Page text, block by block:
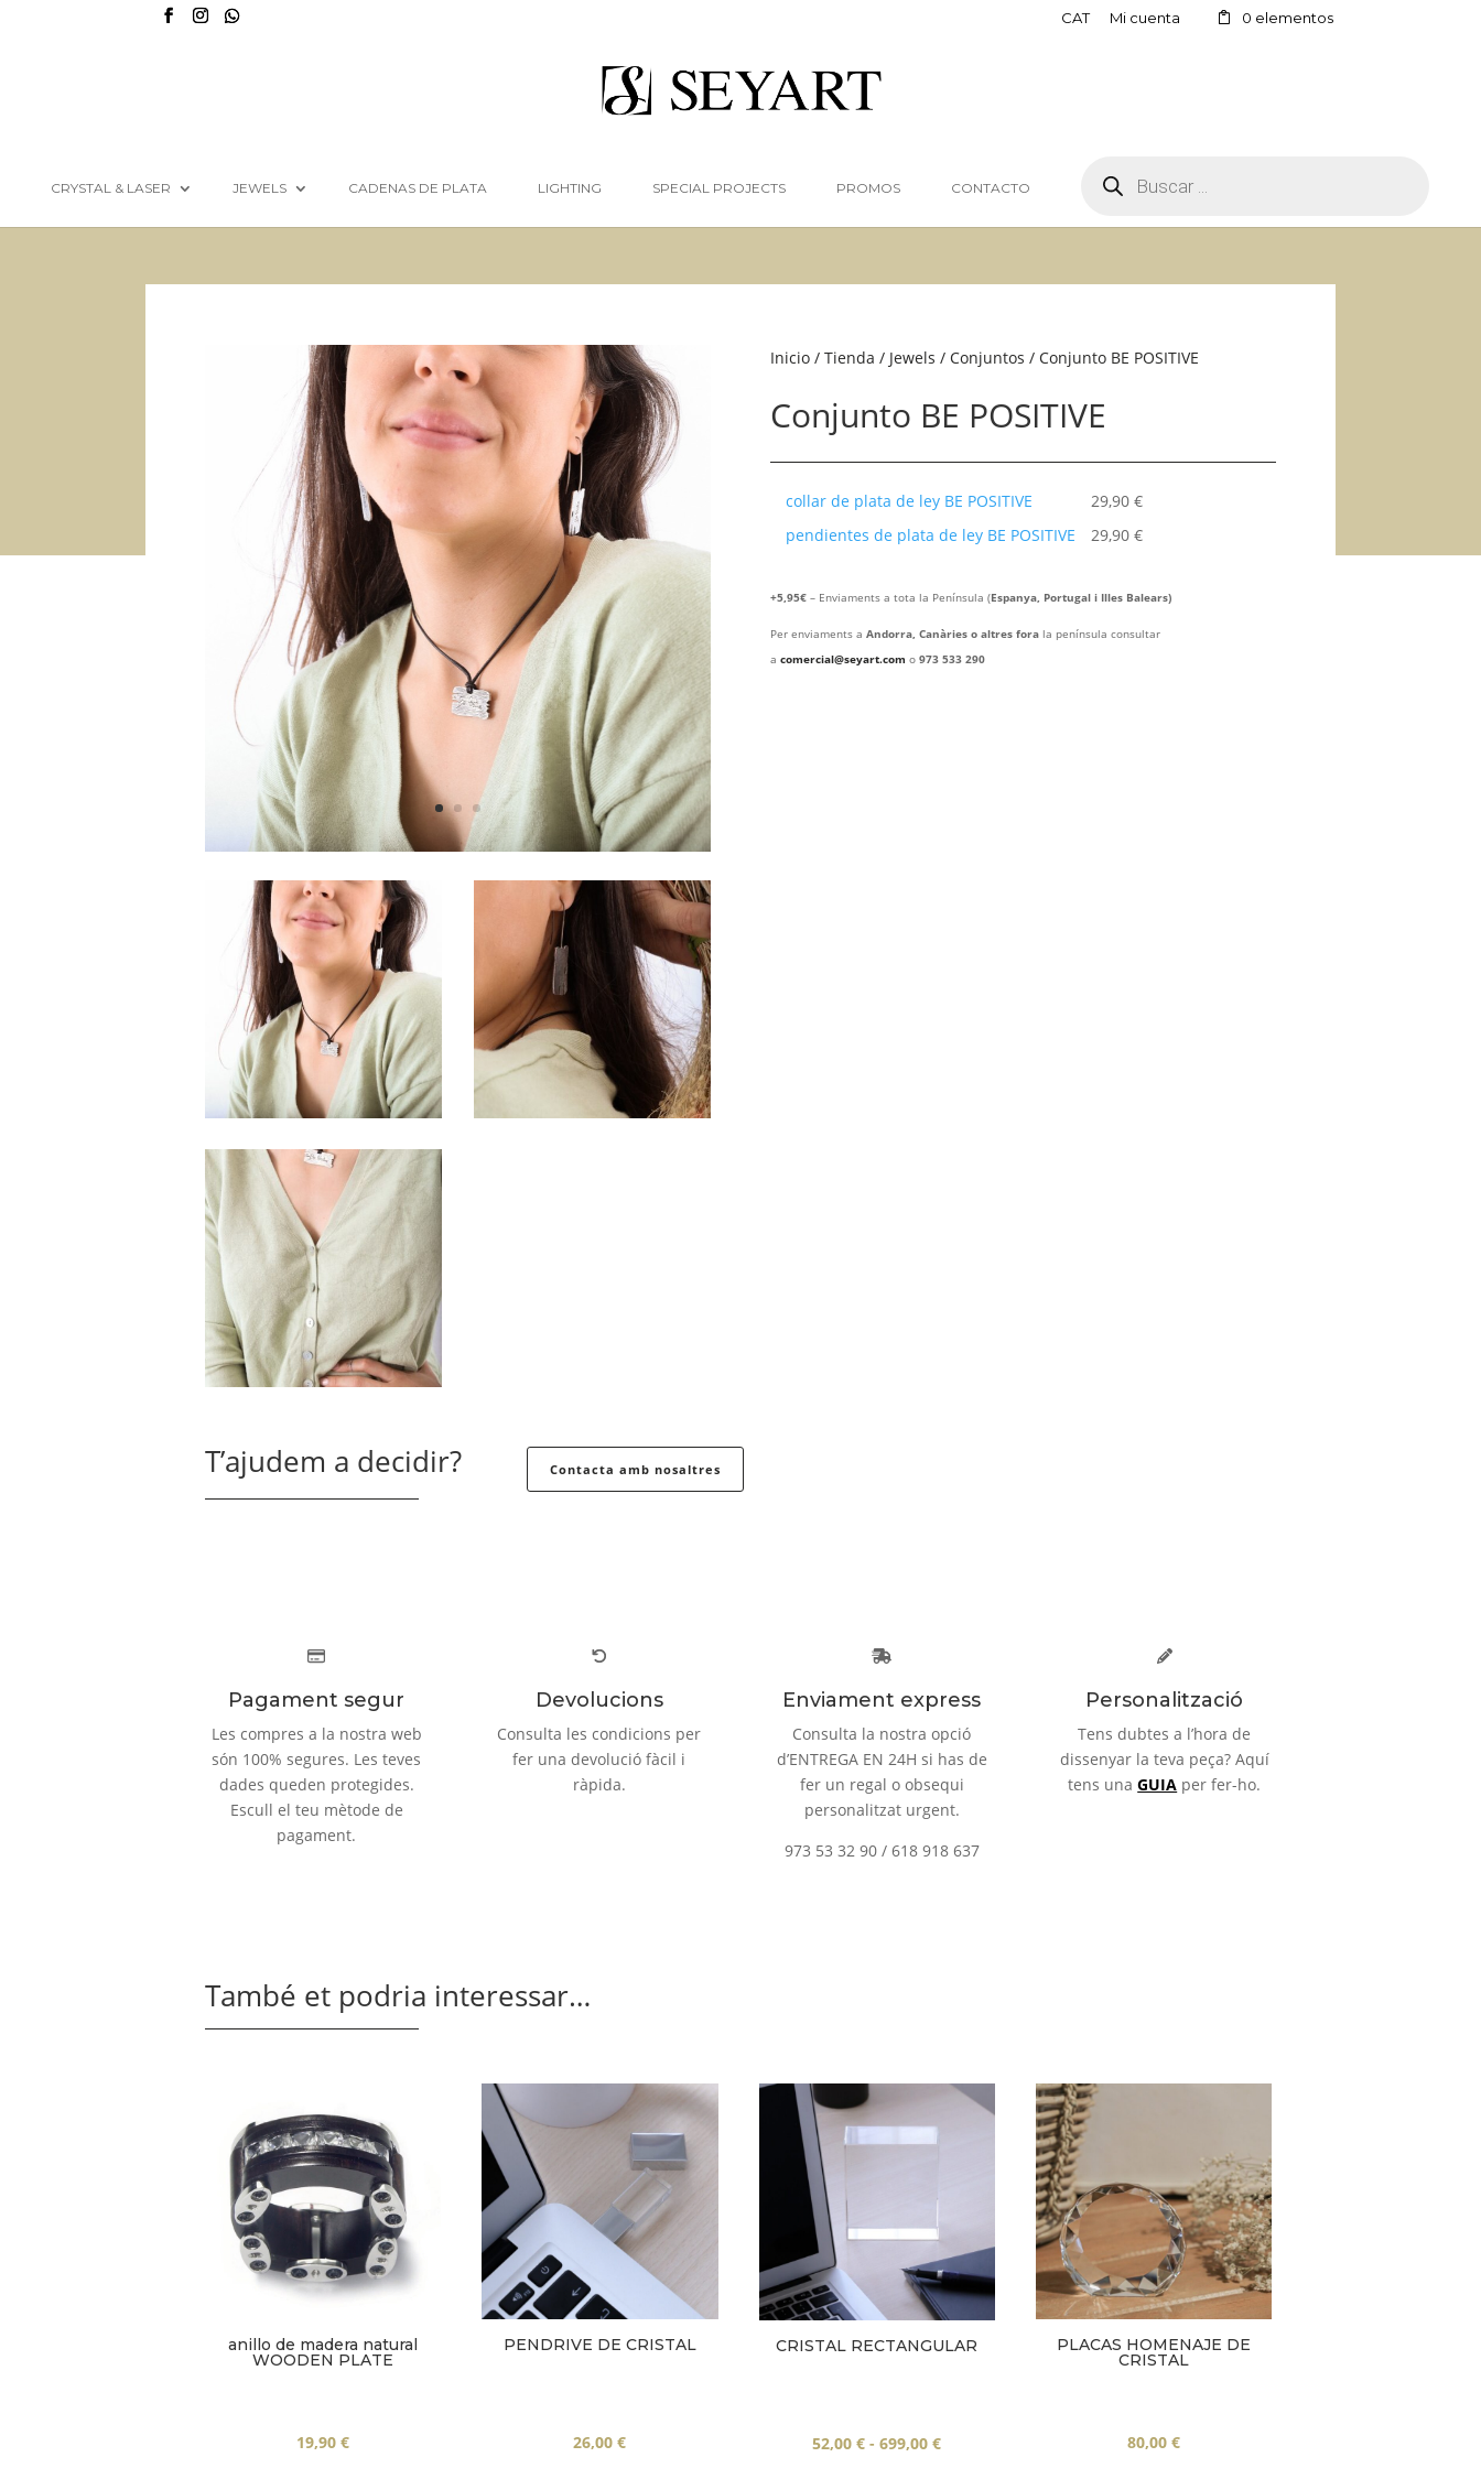
CAT Mi cuenta 0 elementos
CRYSTAL & LASER JEWELS CADENAS DE PLATA LIGHTING SPECIAL PROJECTS PROMOS CONTACTO PRODUCTOS
Inicio/ Tienda / Jewels / Conjuntos / Conjunto BE POSITIVE
Conjunto BE POSITIVE
collar de plata de ley BE POSITIVE 29,90 €
pendientes de plata de ley BE POSITIVE
29,90 €
+5,95€– Enviaments a tota la Península (Espanya, Portugal i Illes Balears)
Per enviaments a Andorra, Canàries o altres forala península consultar
a comercial@seyart.com o 973 533 290
T’ajudem a decidir? Contacta amb nosaltres
Pagament segur
Les compres a la nostra web
són 100% segures. Les teves
dades queden protegides.
Escull el teu mètode de
pagament.
Devolucions
Consulta les condicions per
fer una devolució fàcil i
ràpida.
Enviament express
Consulta la nostra opció
d’ENTREGA EN 24H si has de
fer un regal o obsequi
personalitzat urgent.
973 53 32 90 / 618 918 637
Personalització
Tens dubtes a l’hora de
dissenyar la teva peça? Aquí
tens unaGUIA per fer-ho.
També et podria interessar…
anillo de madera natural
WOODEN PLATE
19,90 €
PENDRIVE DE CRISTAL
26,00€
CRISTAL RECTANGULAR
52,00€ - 699,00€Rango
PLACAS HOMENAJE DE
CRISTAL
80,00€